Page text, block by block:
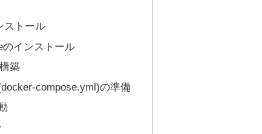
ストール
のインストール
築
compose.yml)の準備